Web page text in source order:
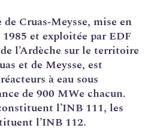
de Cruas‑Meysse, mise en
et exploitée parEDF
l’Ardèche sur le territoire
et de Meysse, est
à eau sous
de 900 MWe chacun.
l’INB 111, les
l’INB 112.